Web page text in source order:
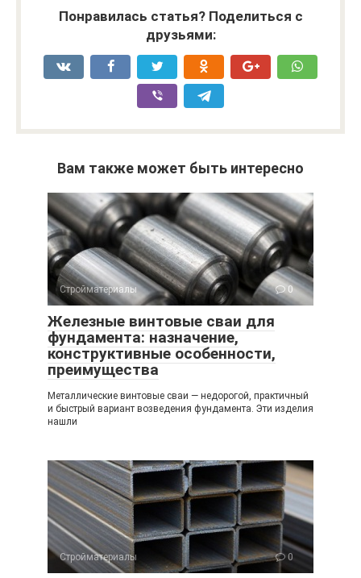
Понравилась статья? Поделиться с
друзьями:
Вам также может быть интересно
Стройматериалы 0
Железные винтовые сваи для
фундамента: назначение,
конструктивные особенности,
преимущества
Металлические винтовые сваи — недорогой, практичный
и быстрый вариант возведения фундамента. Эти изделия
нашли
Стройматериалы 0